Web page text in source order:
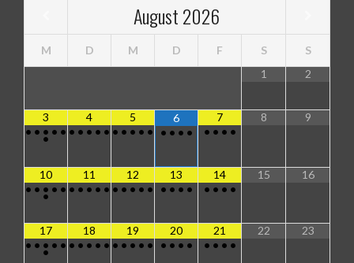
August2026
M D M D F S
S
1
2
3
• • • • •
•
4
• • • • •
5
• • • • •
6
• • • •
7
• • • •
8 9
10
• • • • •
•
11
• • • • •
12
• • • • •
13
• • • •
14
• • • •
15 16
17
• • • • •
•
18
• • • • •
19
• • • • •
20
• • • •
21
• • • •
22 23